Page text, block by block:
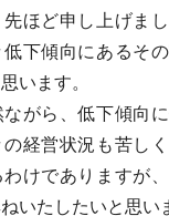
ほど申し上げま
下傾向にあるそ
います。
がら、低下傾向
経営状況も苦し
けでありますが
いたしたいと思い